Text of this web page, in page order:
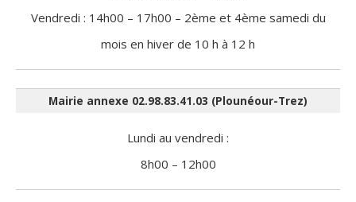
Vendredi : 14h00 – 17h00 – 2ème et 4ème samedi du
mois en hiver de 10 h à 12 h
Mairie annexe 02.98.83.41.03 (Plounéour-Trez)
Lundi au vendredi :
8h00 – 12h00